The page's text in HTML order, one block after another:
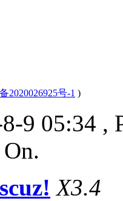
2020026925号-1 )
9 05:34 ,
X3.4